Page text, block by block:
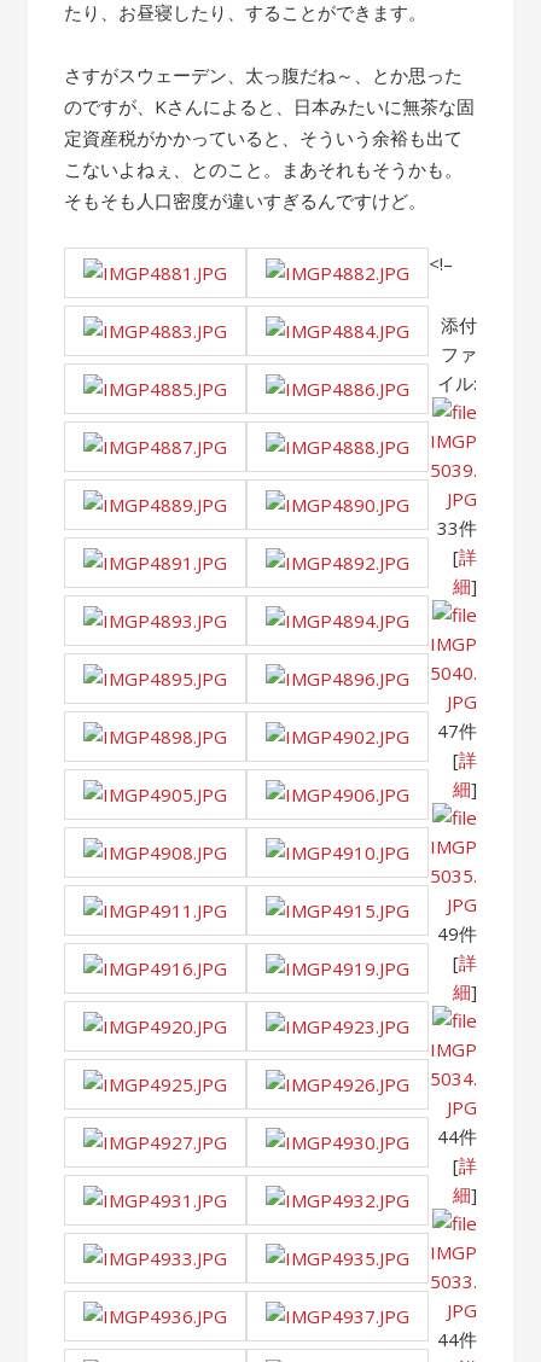
たり、お昼寝したり、することができます。
さすがスウェーデン、太っ腹だね～、とか思った
のですが、Kさんによると、日本みたいに無茶な固
定資産税がかかっていると、そういう余裕も出て
こないよねぇ、とのこと。まあそれもそうかも。
そもそも人口密度が違いすぎるんですけど。
<!–
添付
ファ
イル:
IMGP
5039.
JPG
33件
[詳
細]
IMGP
5040.
JPG
47件
[詳
細]
IMGP
5035.
JPG
49件
[詳
細]
IMGP
5034.
JPG
44件
[詳
細]
IMGP
5033.
JPG
44件